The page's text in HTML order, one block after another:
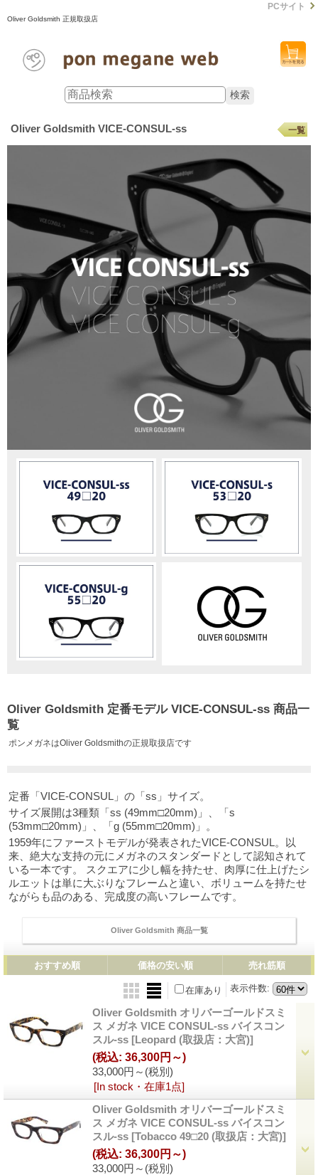
Oliver Goldsmith 正規取扱店
PCサイト
Oliver Goldsmith VICE-CONSUL-ss
Oliver Goldsmith 定番モデル VICE-CONSUL-ss 商品一
覧
ポンメガネはOliver Goldsmithの正規取扱店です
定番「VICE-CONSUL」の「ss」サイズ。
サイズ展開は3種類「ss (49mm□20mm)」、「s
(53mm□20mm)」、「g (55mm□20mm)」。
1959年にファーストモデルが発表されたVICE-CONSUL。以
来、絶大な支持の元にメガネのスタンダードとして認知されて
いる一本です。 スクエアに少し幅を持たせ、肉厚に仕上げたシ
ルエットは単に大ぶりなフレームと違い、ボリュームを持たせ
ながらも品のある、完成度の高いフレームです。
Oliver Goldsmith 商品一覧
一覧
おすすめ順 価格の安い順 売れ筋順
表示件数:
在庫あり
Oliver Goldsmith オリバーゴールドスミ
ス メガネ VICE CONSUL-ss バイスコン
スル-ss [Leopard (取扱店：大宮)]
33,000円～ (税別)
(税込: 36,300円～)
[In stock・在庫1点]
Oliver Goldsmith オリバーゴールドスミ
ス メガネ VICE CONSUL-ss バイスコン
スル-ss [Tobacco 49□20 (取扱店：大宮)]
33,000円～ (税別)
(税込: 36,300円～)